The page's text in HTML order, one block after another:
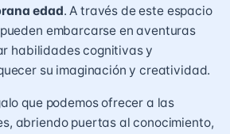
edad. A través de este espacio
embarcarse en aventuras
habilidades cognitivas y
su imaginación y creatividad.
que podemos ofrecer a las
abriendo puertas al conocimiento,